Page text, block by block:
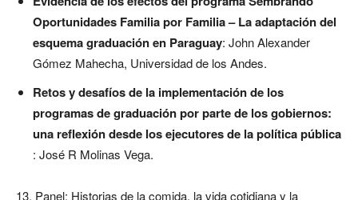
Oportunidades Familia por Familia – La adaptación del
esquema graduación en Paraguay: John Alexander
Gómez Mahecha, Universidad de los Andes.
Retos y desafíos de la implementación de los
programas de graduación por parte de los gobiernos:
una reflexión desde los ejecutores de la política pública
: José R Molinas Vega.
13. Panel: Historias de la comida, la vida cotidiana y la